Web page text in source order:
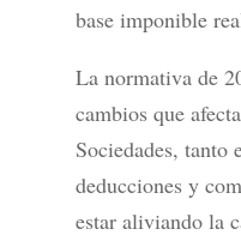
base imponible
La normativa de
cambios que
Sociedades, tanto
deducciones y
estar aliviando la